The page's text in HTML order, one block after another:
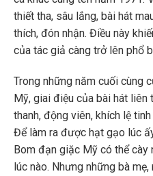
thiết tha, sâu lắng, bài hát
thích, đón nhận. Điều này
của tác giả càng trở lên phổ
Trong những năm cuối cùng
Mỹ, giai điệu của bài hát
thanh, động viên, khích lệ
Để làm ra được hạt gạo lúc
Bom đạn giặc Mỹ có thể
lúc nào. Nhưng những bà